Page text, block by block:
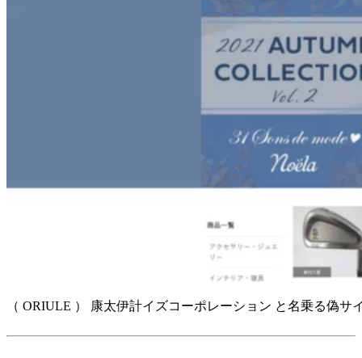
（ ORIULE ） 康太伊計イズコーポレーション と名乗る偽サ